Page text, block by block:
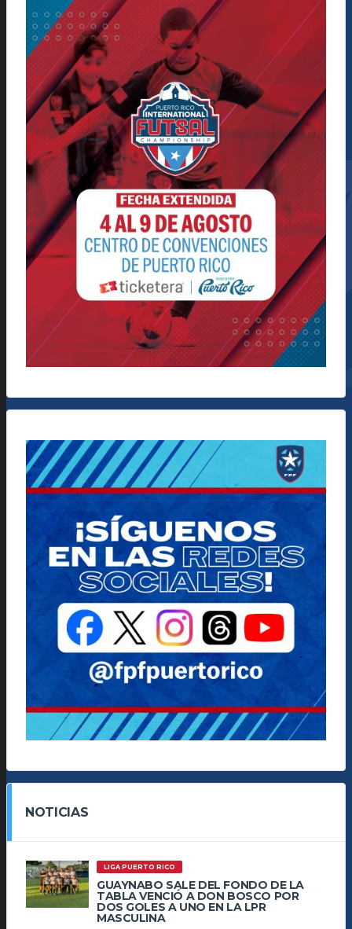
NOTICIAS
LIGA PUERTO RICO
GUAYNABO SALE DEL FONDO DE LA
TABLA VENCIÓ A DON BOSCO POR
DOS GOLES A UNO EN LA LPR
MASCULINA